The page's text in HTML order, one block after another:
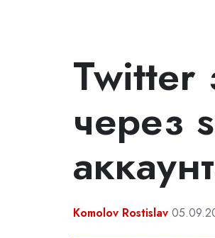
Twitter
через
Komolov Rostislav